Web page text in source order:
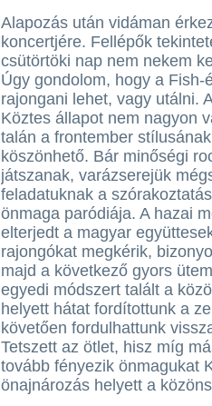
Alapozás után vidáman
koncertjére. Fellépők
csütörtöki nap nem nekem
Úgy gondolom, hogy a Fish-
rajongani lehet, vagy utálni.
Köztes állapot nem nagyon
talán a frontember stílusának
köszönhető. Bár minőségi
játszanak, varázserejük
feladatuknak a
önmaga paródiája. A hazai
elterjedt a magyar
rajongókat megkérik,
majd a következő gyors
egyedi módszert talált a
helyett hátat fordítottunk a
követően fordulhattunk
Tetszett az ötlet, hisz míg
tovább fényezik önmagukat
önajnározás helyett a